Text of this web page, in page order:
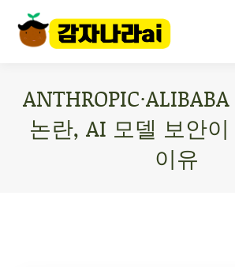
논란, AI 모델 보안
이유